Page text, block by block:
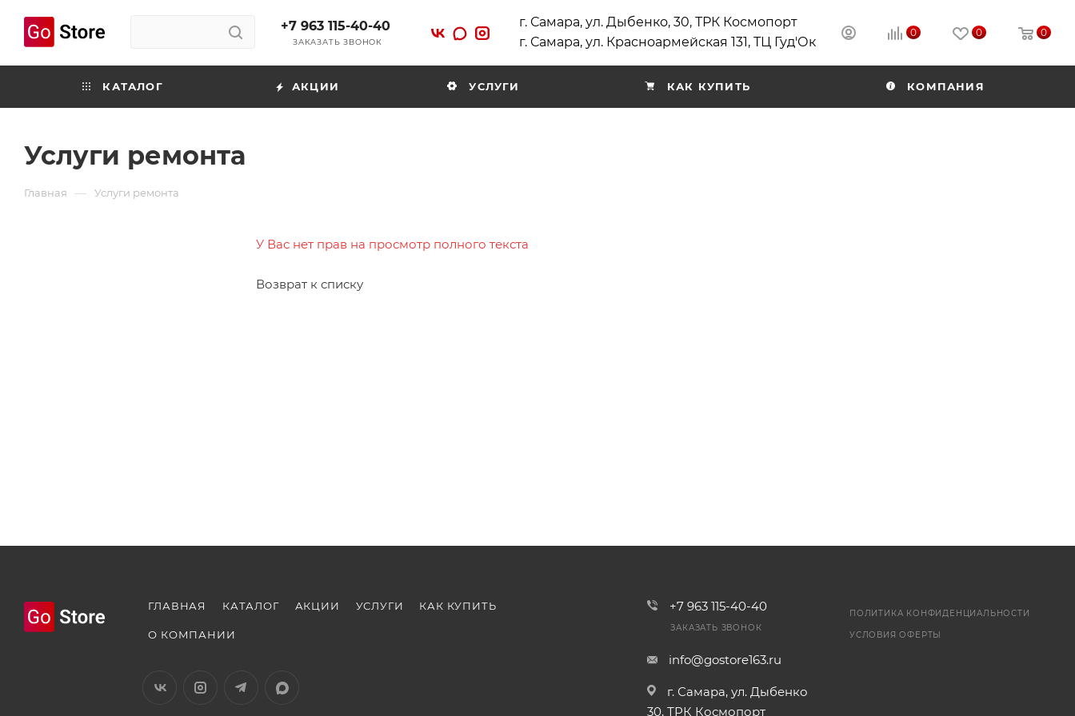
+7 963 115-40-40
ЗАКАЗАТЬ ЗВОНОК
г. Самара, ул. Дыбенко, 30, ТРК Космопорт
г. Самара, ул. Красноармейская 131, ТЦ Гуд'Ок
0 0 0
КАТАЛОГ АКЦИИ УСЛУГИ КАК КУПИТЬ КОМПАНИЯ
Услуги ремонта
Главная — Услуги ремонта
У Вас нет прав на просмотр полного текста
Возврат к списку
ГЛАВНАЯ КАТАЛОГ АКЦИИ УСЛУГИ КАК КУПИТЬ
О КОМПАНИИ
+7 963 115-40-40
ЗАКАЗАТЬ ЗВОНОК
info@gostore163.ru
г. Самара, ул. Дыбенко
30, ТРК Космопорт
ПОЛИТИКА КОНФИДЕНЦИАЛЬНОСТИ
УСЛОВИЯ ОФЕРТЫ